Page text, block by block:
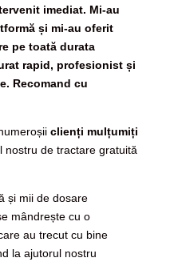
imediat. Mi-au
și mi-au oferit
pe toată durata
rapid, profesionist și
Recomand cu
clienți mulțumiți
nostru de tractare gratuită
și mii de dosare
mândrește cu o
au trecut cu bine
la ajutorul nostru